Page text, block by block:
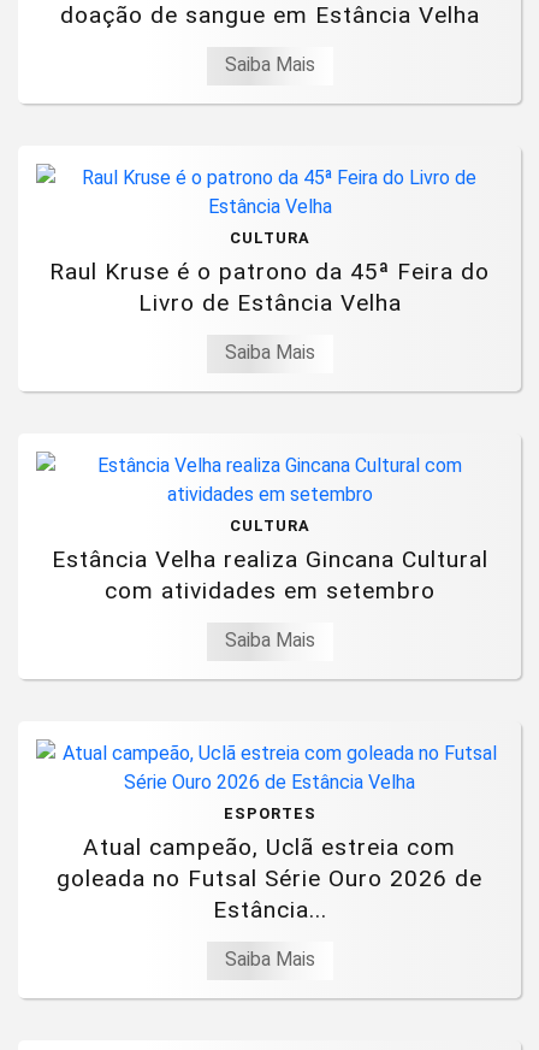
doação de sangue em Estância Velha
Saiba Mais
CULTURA
Raul Kruse é o patrono da 45ª Feira do
Livro de Estância Velha
Saiba Mais
CULTURA
Estância Velha realiza Gincana Cultural
com atividades em setembro
Saiba Mais
ESPORTES
Atual campeão, Uclã estreia com
goleada no Futsal Série Ouro 2026 de
Estância...
Saiba Mais